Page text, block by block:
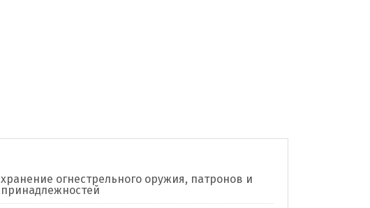
хранение огнестрельного оружия, патронов и
принадлежностей